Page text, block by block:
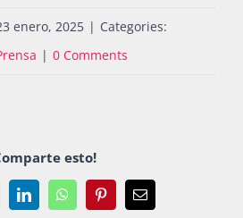
enero, 2025 | Categories:
| 0 Comments
esto!
LinkedInWhatsAppPinterestEmail